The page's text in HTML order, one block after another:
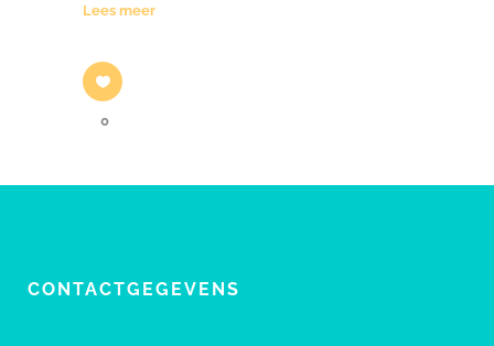
Lees meer
0
CONTACTGEGEVENS